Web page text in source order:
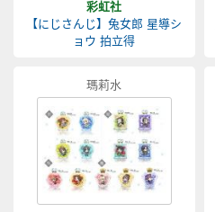
彩虹社
【にじさんじ】兔女郎 星導シ
ョウ 拍立得
瑪莉水